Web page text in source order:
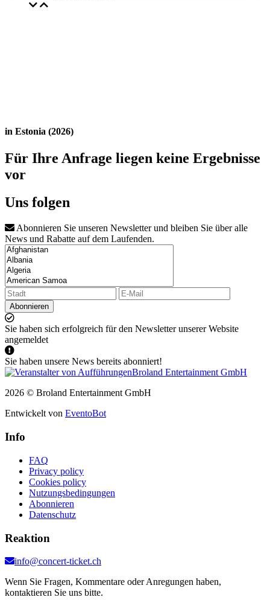
in Estonia (2026)
Für Ihre Anfrage liegen keine Ergebnisse
vor
Uns folgen
Abonnieren Sie unseren Newsletter und bleiben Sie über alle
News und Rabatte auf dem Laufenden.
Abonnieren
Sie haben sich erfolgreich für den Newsletter unserer Website
angemeldet
Sie haben unsere News bereits abonniert!
2026 © Broland Entertainment GmbH
Entwickelt von EventoBot
Info
FAQ
Privacy policy
Cookies policy
Nutzungsbedingungen
Abonnieren
Datenschutz
Reaktion
info@concert-ticket.ch
Wenn Sie Fragen, Kommentare oder Anregungen haben,
kontaktieren Sie uns bitte.